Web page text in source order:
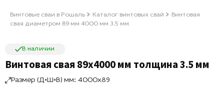
Винтовые сваи в Рошаль Каталог винтовых свай
Винтовая
свая диаметром 89 мм 4000 мм 3.5 мм
В наличии
Винтовая свая 89х4000 мм толщина 3.5 мм
Размер (Д×Ш×В) мм: 4000x89